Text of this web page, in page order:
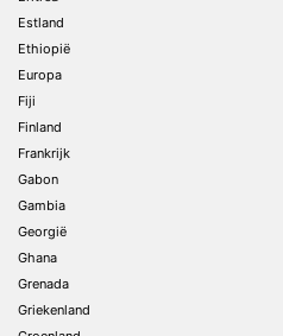
Estland
Ethiopië
Europa
Fiji
Finland
Frankrijk
Gabon
Gambia
Georgië
Ghana
Grenada
Griekenland